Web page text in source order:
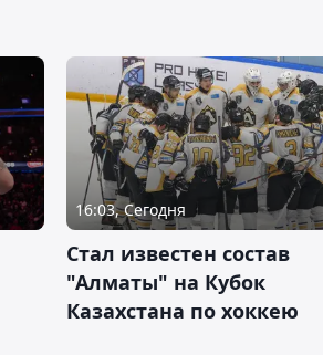
16:03, Сегодня
Стал известен состав
"Алматы" на Кубок
Казахстана по хоккею